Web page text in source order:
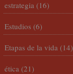
estrategia (16)
Estudios (6)
Etapas de la vida (14)
ética (21)